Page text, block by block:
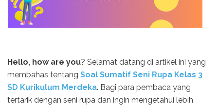
Hello, how are you? Selamat datang di artikel ini yang
membahas tentang Soal Sumatif Seni Rupa Kelas 3
SD Kurikulum Merdeka. Bagi para pembaca yang
tertarik dengan seni rupa dan ingin mengetahui lebih